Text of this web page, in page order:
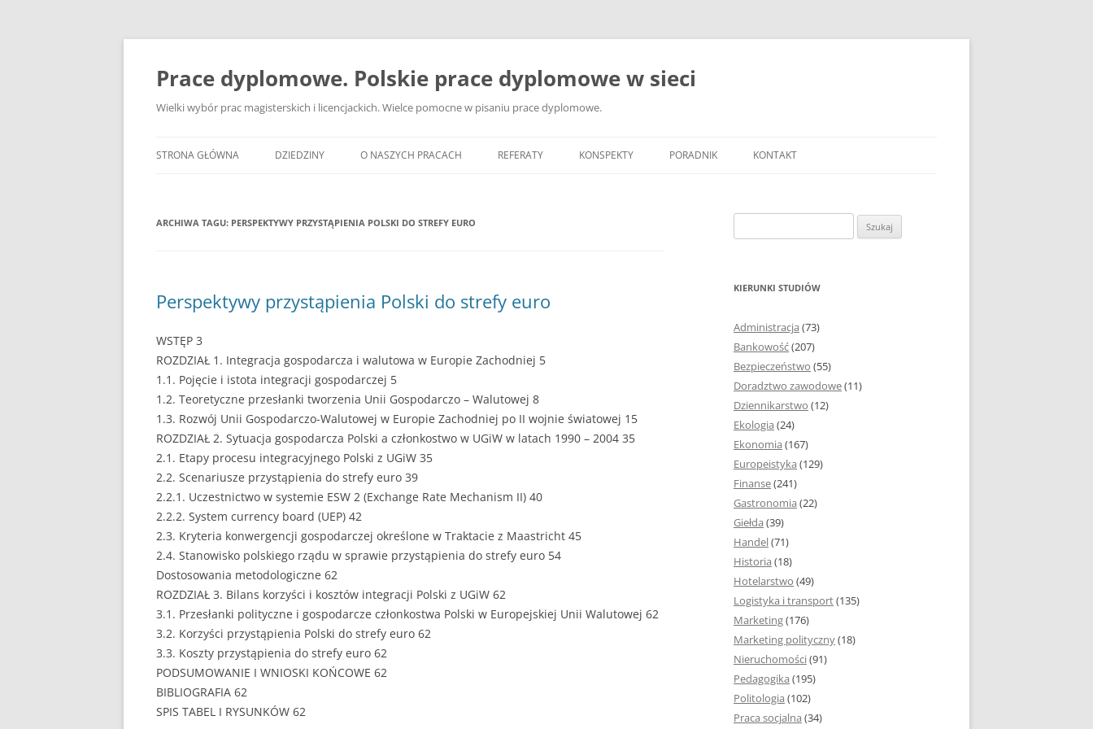
Przejdź
Prace dyplomowe. Polskie prace dyplomowe w sieci
Wielki wybór prac magisterskich i licencjackich. Wielce pomocne w pisaniu prace dyplomowe.
STRONA GŁÓWNA DZIEDZINY
BANKOWOŚĆ
EKONOMIA
EUROPEISTYKA
FINANSE
GASTRONOMIA
HANDEL
HISTORIA
HOTELARSTWO
LOGISTYKA I TRANSPORT
MARKETING
O NASZYCH PRACACH REFERATY KONSPEKTY PORADNIK
JAK ZBIERAĆ I OPRACOWYWAĆ
BIBLIOGRAFICZNYCH
ZAWARTOŚĆ I ROZMIAR PRACY
DYPLOMOWEJ
ESTETYKA PRACY DYPLOMOWEJ –
WYRÓŻNIENIA, NUMEROWANIE
CZCIONKA, MARGINESY I
WIELKOŚĆ STRON
STRUKTURA AKAPITU W PRACY
DYPLOMOWEJ
STYL PRACY DYPLOMOWEJ
SPIS TREŚCI W PRACY
DYPLOMOWEJ
WSTĘP PRACY DYPLOMOWEJ
KONTAKT
ARCHIWA TAGU: PERSPEKTYWY PRZYSTĄPIENIA POLSKI DO STREFY EURO
Perspektywy przystąpienia Polski do strefy euro
WSTĘP 3
ROZDZIAŁ 1. Integracja gospodarcza i walutowa w Europie Zachodniej 5
1.1. Pojęcie i istota integracji gospodarczej 5
1.2. Teoretyczne przesłanki tworzenia Unii Gospodarczo – Walutowej 8
1.3. Rozwój Unii Gospodarczo-Walutowej w Europie Zachodniej po II wojnie światowej 15
ROZDZIAŁ 2. Sytuacja gospodarcza Polski a członkostwo w UGiW w latach 1990 – 2004 35
2.1. Etapy procesu integracyjnego Polski z UGiW 35
2.2. Scenariusze przystąpienia do strefy euro 39
2.2.1. Uczestnictwo w systemie ESW 2 (Exchange Rate Mechanism II) 40
2.2.2. System currency board (UEP) 42
2.3. Kryteria konwergencji gospodarczej określone w Traktacie z Maastricht 45
2.4. Stanowisko polskiego rządu w sprawie przystąpienia do strefy euro 54
Dostosowania metodologiczne 62
ROZDZIAŁ 3. Bilans korzyści i kosztów integracji Polski z UGiW 62
3.1. Przesłanki polityczne i gospodarcze członkostwa Polski w Europejskiej Unii Walutowej 62
3.2. Korzyści przystąpienia Polski do strefy euro 62
3.3. Koszty przystąpienia do strefy euro 62
PODSUMOWANIE I WNIOSKI KOŃCOWE 62
BIBLIOGRAFIA 62
SPIS TABEL I RYSUNKÓW 62
KIERUNKI STUDIÓW
Administracja (73)
Bankowość(207)
Bezpieczeństwo (55)
Doradztwo zawodowe(11)
Dziennikarstwo (12)
Ekologia (24)
Ekonomia (167)
Europeistyka (129)
Finanse(241)
Gastronomia (22)
Giełda (39)
Handel(71)
Historia (18)
Hotelarstwo (49)
Logistyka i transport(135)
Marketing(176)
Marketing polityczny(18)
Nieruchomości(91)
Pedagogika (195)
Politologia (102)
Praca socjalna (34)